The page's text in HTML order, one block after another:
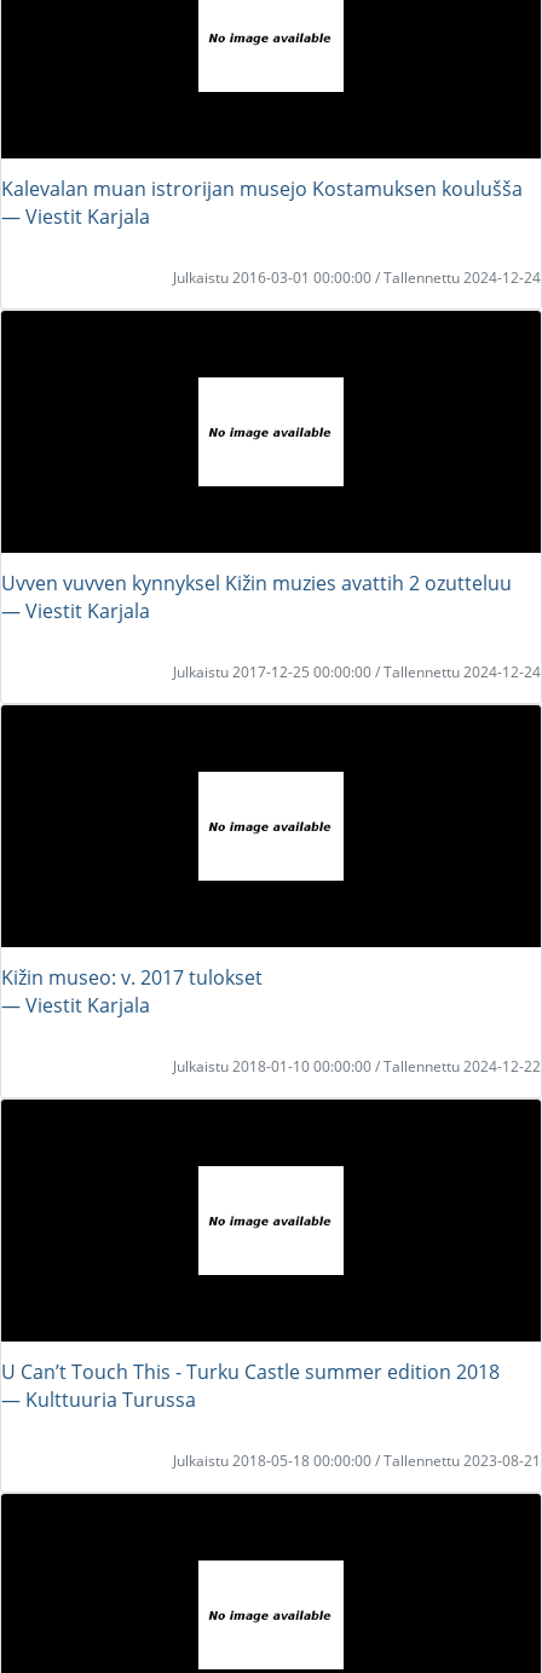
Kalevalan muan istrorijan musejo Kostamuksen koulušša
― Viestit Karjala
Julkaistu 2016-03-01 00:00:00 / Tallennettu 2024-12-24
Uvven vuvven kynnyksel Kižin muzies avattih 2 ozutteluu
― Viestit Karjala
Julkaistu 2017-12-25 00:00:00 / Tallennettu 2024-12-24
Kižin museo: v. 2017 tulokset
― Viestit Karjala
Julkaistu 2018-01-10 00:00:00 / Tallennettu 2024-12-22
U Can’t Touch This - Turku Castle summer edition 2018
― Kulttuuria Turussa
Julkaistu 2018-05-18 00:00:00 / Tallennettu 2023-08-21